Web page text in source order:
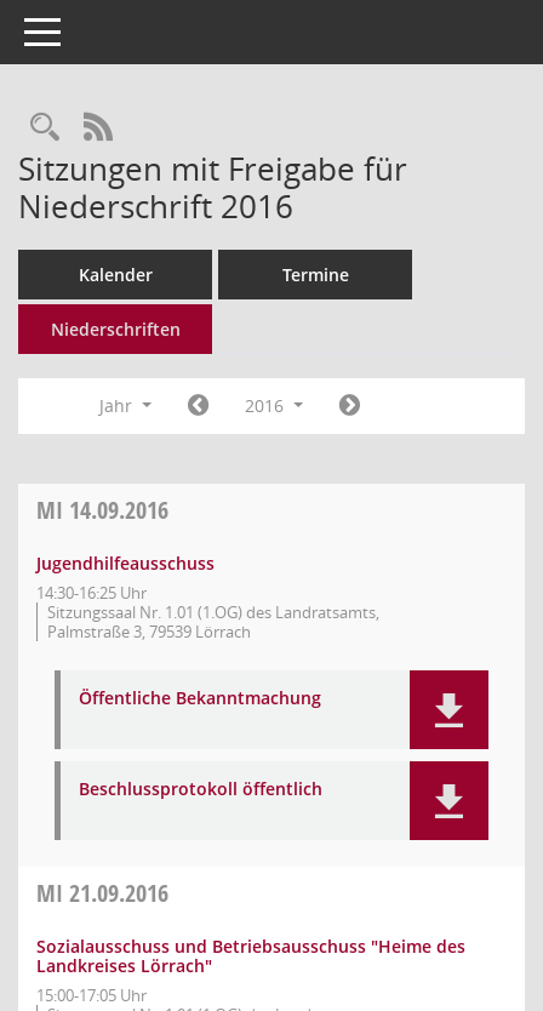
Toggle navigation
Rechercheauswahl
RSS-Feed
Sitzungen mit Freigabe für
Niederschrift 2016
Kalender Termine
Niederschriften
Jahr 2016
MI 14.09.2016
Jugendhilfeausschuss
14:30-16:25 Uhr
Sitzungssaal Nr. 1.01 (1.OG) des Landratsamts,
Palmstraße 3, 79539 Lörrach
Öffentliche Bekanntmachung
Beschlussprotokoll öffentlich
MI 21.09.2016
Sozialausschuss und Betriebsausschuss "Heime des
Landkreises Lörrach"
15:00-17:05 Uhr